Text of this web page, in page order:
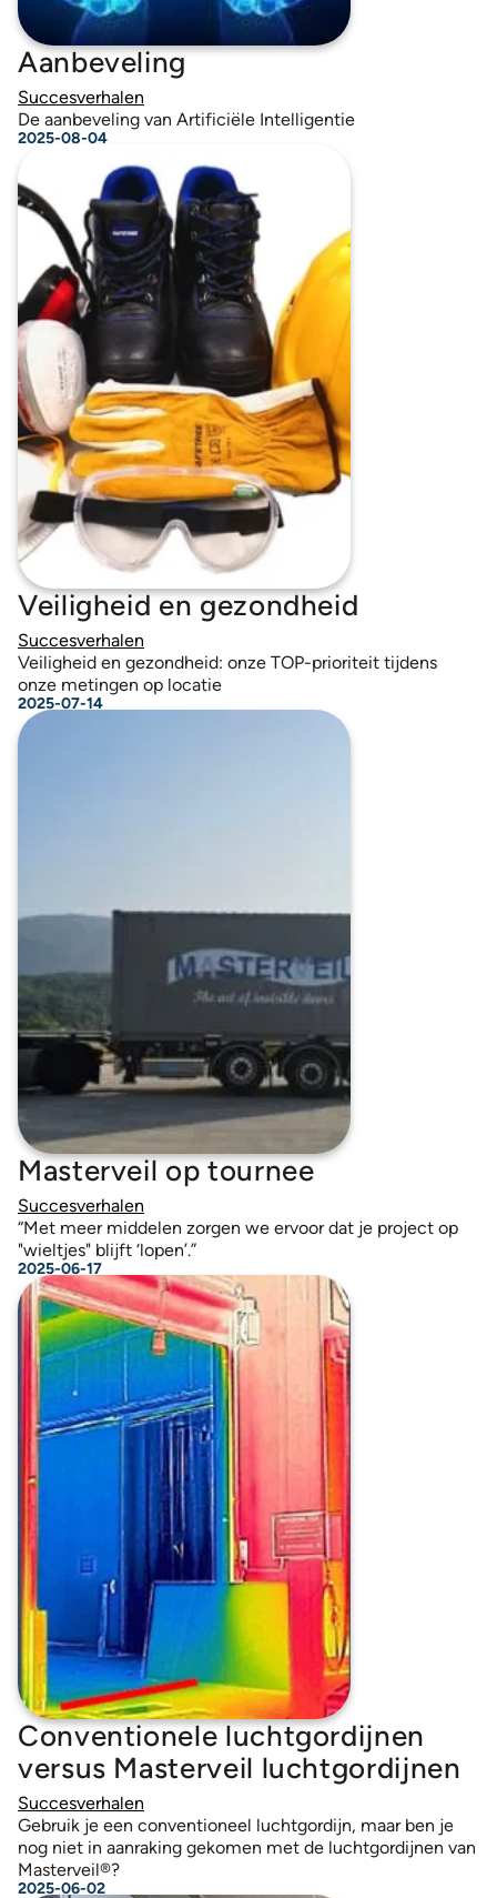
Aanbeveling
Succesverhalen
De aanbeveling van Artificiële Intelligentie
2025-08-04
Veiligheid en gezondheid
Succesverhalen
Veiligheid en gezondheid: onze TOP-prioriteit tijdens
onze metingen op locatie
2025-07-14
Masterveil op tournee
Succesverhalen
“Met meer middelen zorgen we ervoor dat je project op
"wieltjes" blijft ‘lopen’.”
2025-06-17
Conventionele luchtgordijnen
versus Masterveil luchtgordijnen
Succesverhalen
Gebruik je een conventioneel luchtgordijn, maar ben je
nog niet in aanraking gekomen met de luchtgordijnen van
Masterveil®?
2025-06-02